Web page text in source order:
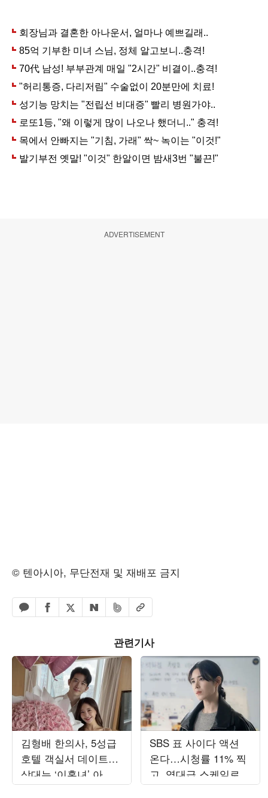
ADVERTISEMENT
© 텐아시아, 무단전재 및 재배포 금지
카카오톡 공유하기
페이스북 공유하기
엑스 공유하기
네이버 공유하기
밴드 공유하기
URL복사
관련기사
김형배 한의사, 5성급
호텔 객실서 데이트…
상대는 ‘이혼녀’ 아옳
이
SBS 표 사이다 액션
온다…시청률 11% 찍
고, 역대급 스케일로
돌아온 韓 드라마 ('재